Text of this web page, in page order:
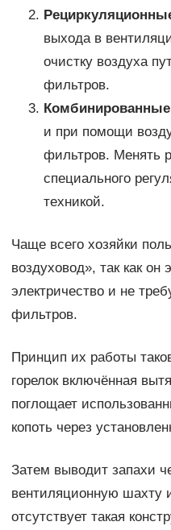
выхода в
очистку воздуха
фильтров.
Комбинированные
и при помощи
фильтров. Менять
специального
техникой.
Чаще всего хозяйки
воздуховод», так как он
электричество и не
фильтров.
Принцип их работы
горелок включённая
поглощает
копоть через
Затем выводит запахи
вентиляционную шахту
отсутствует такая